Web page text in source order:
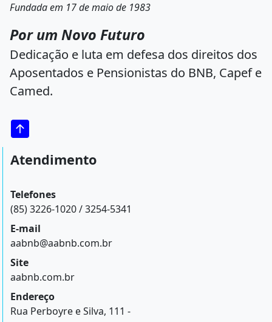
Fundada em 17 de maio de 1983
Por um Novo Futuro
Dedicação e luta em defesa dos direitos dos
Aposentados e Pensionistas do BNB, Capef e
Camed.
Atendimento
Telefones
(85) 3226-1020 / 3254-5341
E-mail
aabnb@aabnb.com.br
Site
aabnb.com.br
Endereço
Rua Perboyre e Silva, 111 -